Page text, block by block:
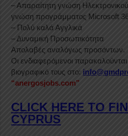
– Απαραίτητη γνώση
γνώση προγράμματος Microsoft
– Πολύ καλά Αγγλικά
– Δυναμική Προσωπικότητα
Απολαβές αναλόγως προσόντων.
Οι ενδιαφερόμενοι
βιογραφικό τους στο:
“anergosjobs.com”
CLICK HERE TO
CYPRUS